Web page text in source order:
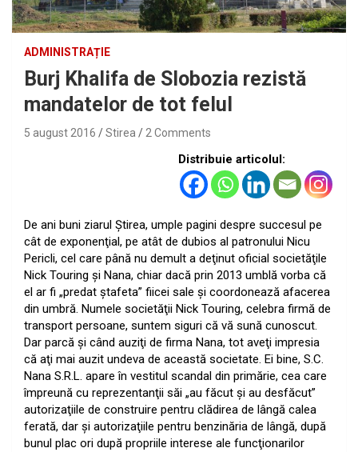
ADMINISTRAȚIE
Burj Khalifa de Slobozia rezistă
mandatelor de tot felul
5 august 2016 Stirea 2 Comments
Distribuie articolul:
De ani buni ziarul Ştirea, umple pagini despre succesul pe
cât de exponenţial, pe atât de dubios al patronului Nicu
Pericli, cel care până nu demult a deţinut oficial societăţile
Nick Touring şi Nana, chiar dacă prin 2013 umblă vorba că
el ar fi „predat ştafeta” fiicei sale şi coordonează afacerea
din umbră. Numele societăţii Nick Touring, celebra firmă de
transport persoane, suntem siguri că vă sună cunoscut.
Dar parcă şi când auziţi de firma Nana, tot aveţi impresia
că aţi mai auzit undeva de această societate. Ei bine, S.C.
Nana S.R.L. apare în vestitul scandal din primărie, cea care
împreună cu reprezentanţii săi „au făcut şi au desfăcut”
autorizaţiile de construire pentru clădirea de lângă calea
ferată, dar şi autorizaţiile pentru benzinăria de lângă, după
bunul plac ori după propriile interese ale funcţionarilor